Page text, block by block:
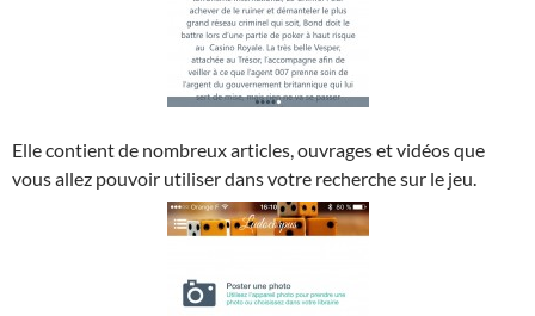
Elle contient de nombreux articles, ouvrages et vidéos que
vous allez pouvoir utiliser dans votre recherche sur le jeu.